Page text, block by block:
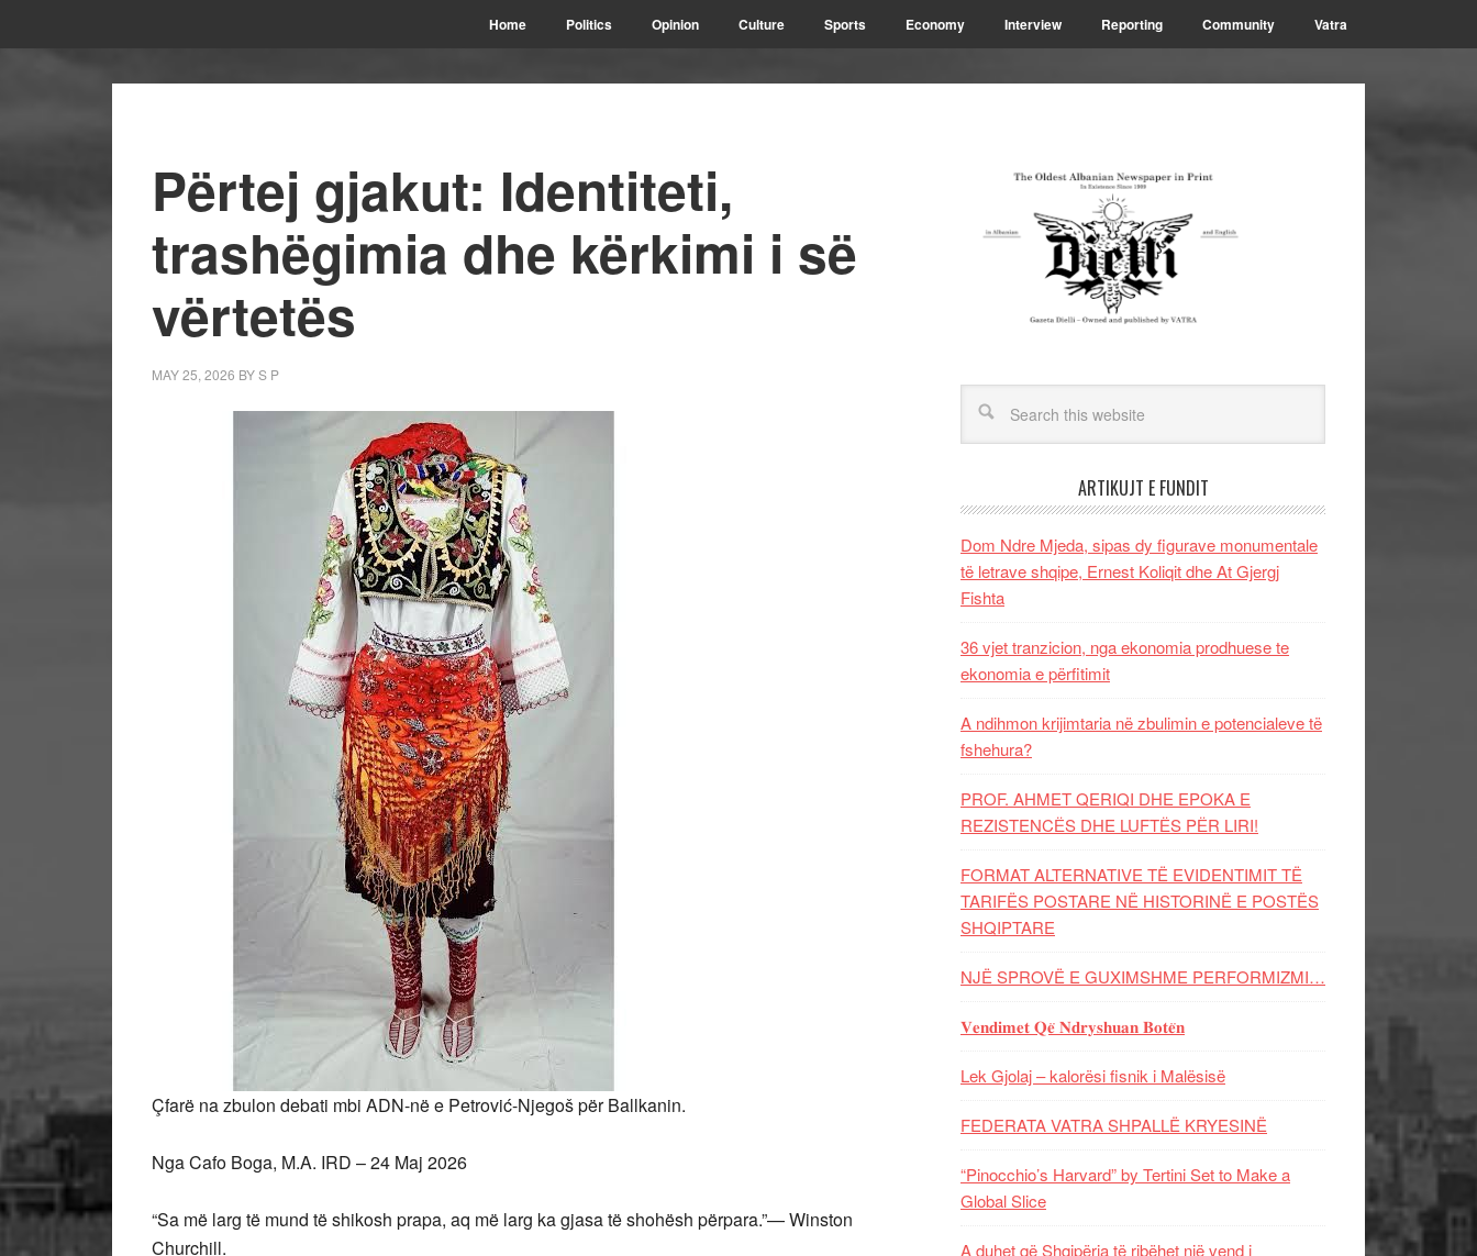
Home Politics Opinion Culture Sports Economy Interview Reporting Community Vatra
Përtej gjakut: Identiteti,
trashëgimia dhe kërkimi i së
vërtetës
MAY 25, 2026 BYS P
Çfarë na zbulon debati mbi ADN-në e Petrović-Njegoš për Ballkanin.
Nga Cafo Boga, M.A. IRD – 24 Maj 2026
“Sa më larg të mund të shikosh prapa, aq më larg ka gjasa të shohësh përpara.”— Winston
Churchill.
ARTIKUJT E FUNDIT
Dom Ndre Mjeda, sipas dy figurave monumentale
të letrave shqipe, Ernest Koliqit dhe At Gjergj
Fishta
36 vjet tranzicion, nga ekonomia prodhuese te
ekonomia e përfitimit
A ndihmon krijimtaria në zbulimin e potencialeve të
fshehura?
PROF. AHMET QERIQI DHE EPOKA E
REZISTENCЁS DHE LUFTЁS PЁR LIRI!
FORMAT ALTERNATIVE TË EVIDENTIMIT TË
TARIFËS POSTARE NË HISTORINË E POSTËS
SHQIPTARE
NJË SPROVË E GUXIMSHME PERFORMIZMI…
𝐕𝐞𝐧𝐝𝐢𝐦𝐞𝐭 𝐐𝐞̈ 𝐍𝐝𝐫𝐲𝐬𝐡𝐮𝐚𝐧 𝐁𝐨𝐭𝐞̈𝐧
Lek Gjolaj – kalorësi fisnik i Malësisë
FEDERATA VATRA SHPALLË KRYESINË
“Pinocchio’s Harvard” by Tertini Set to Make a
Global Slice
A duhet që Shqipëria të ribëhet një vend i